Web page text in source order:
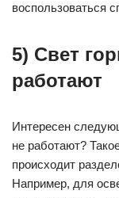
воспользоваться
5) Свет
работают
Интересен
не работают?
происходит
Например, для